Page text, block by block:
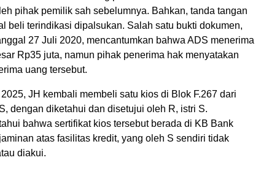
pihak pemilik sah sebelumnya. Bahkan, tanda tangan
beli terindikasi dipalsukan. Salah satu bukti dokumen,
27 Juli 2020, mencantumkan bahwa ADS menerima
Rp35 juta, namun pihak penerima hak menyatakan
uang tersebut.
JH kembali membeli satu kios di Blok F.267 dari
dengan diketahui dan disetujui oleh R, istri S.
bahwa sertifikat kios tersebut berada di KB Bank
atas fasilitas kredit, yang oleh S sendiri tidak
diakui.